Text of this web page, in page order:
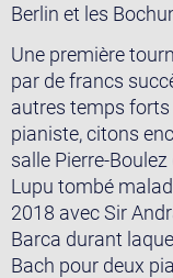
Berlin et les
Une première
par de francs
autres temps forts
pianiste, citons
salle Pierre-
Lupu tombé
2018 avec Sir
Barca durant
Bach pour deux